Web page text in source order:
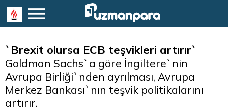
`Brexit olursa ECB teşvikleri artırır`
Goldman Sachs`a göre İngiltere`nin
Avrupa Birliği`nden ayrılması, Avrupa
Merkez Bankası`nın teşvik politikalarını
artırır.